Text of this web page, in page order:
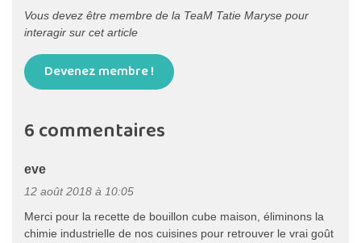
Vous devez être membre de la TeaM Tatie Maryse pour
interagir sur cet article
Devenez membre !
6 commentaires
eve
12 août 2018 à 10:05
Merci pour la recette de bouillon cube maison, éliminons la
chimie industrielle de nos cuisines pour retrouver le vrai goût